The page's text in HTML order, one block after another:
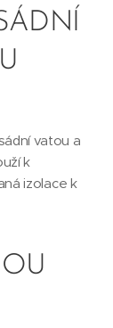
vatou a
k
izolace k